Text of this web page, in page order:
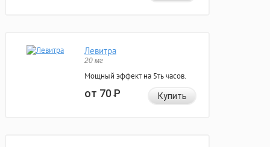
Левитра
20 мг
Мощный эффект на 5ть часов.
от 70Р Купить